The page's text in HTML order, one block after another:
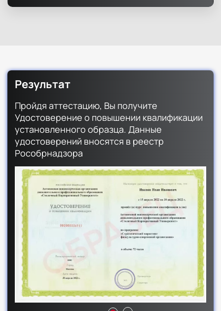
Результат
Пройдя аттестацию, Вы получите
Удостоверение о повышении квалификации
установленного образца. Данные
удостоверений вносятся в реестр
Рособрнадзора